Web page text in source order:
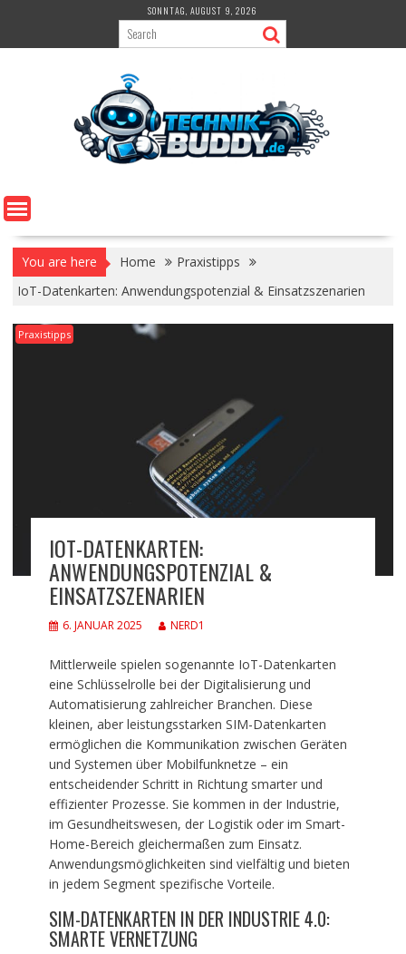
content
SONNTAG, AUGUST 9, 2026
You are here Home
Praxistipps
IoT-Datenkarten: Anwendungspotenzial & Einsatzszenarien
Praxistipps
IOT-DATENKARTEN:
ANWENDUNGSPOTENZIAL &
EINSATZSZENARIEN
6. JANUAR 2025 NERD1
Mittlerweile spielen sogenannte IoT-Datenkarten
eine Schlüsselrolle bei der Digitalisierung und
Automatisierung zahlreicher Branchen. Diese
kleinen, aber leistungsstarken SIM-Datenkarten
ermöglichen die Kommunikation zwischen Geräten
und Systemen über Mobilfunknetze – ein
entscheidender Schritt in Richtung smarter und
effizienter Prozesse. Sie kommen in der Industrie,
im Gesundheitswesen, der Logistik oder im Smart-
Home-Bereich gleichermaßen zum Einsatz.
Anwendungsmöglichkeiten sind vielfältig und bieten
in jedem Segment spezifische Vorteile.
SIM-DATENKARTEN IN DER INDUSTRIE 4.0:
SMARTE VERNETZUNG